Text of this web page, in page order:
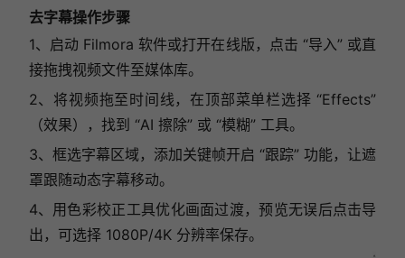
去字幕操作步骤
1、启动 Filmora 软件或打开在线版，点击 “导入” 或直
接拖拽视频文件至媒体库。
2、将视频拖至时间线，在顶部菜单栏选择 “Effects”
（效果），找到 “AI 擦除” 或 “模糊” 工具。
3、框选字幕区域，添加关键帧开启 “跟踪” 功能，让遮
罩跟随动态字幕移动。
4、用色彩校正工具优化画面过渡，预览无误后点击导
出，可选择 1080P/4K 分辨率保存。